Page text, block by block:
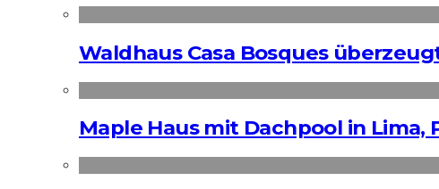
Waldhaus Casa Bosques
Maple Haus mit Dachpool in Lima,